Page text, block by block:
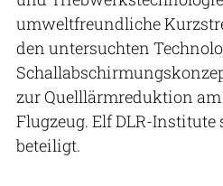
umweltfreundliche
den untersuchten
zur Quelllärmreduktion
Flugzeug. Elf DLR-
beteiligt.